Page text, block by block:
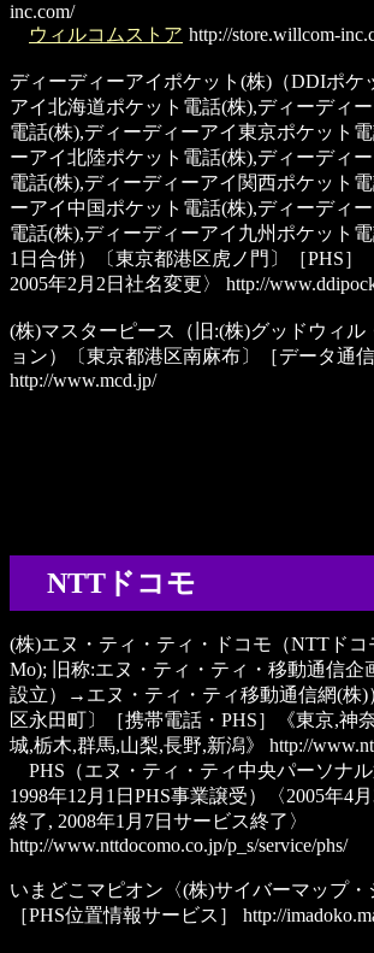
inc.com/
ウィルコムストア http://store.willcom-
ディーディーアイポケット(株) （DDIポ
アイ北海道ポケット電話(株),ディーディ
電話(株),ディーディーアイ東京ポケット
ーアイ北陸ポケット電話(株),ディーディ
電話(株),ディーディーアイ関西ポケット
ーアイ中国ポケット電話(株),ディーディ
電話(株),ディーディーアイ九州ポケット電
1日合併）〔東京都港区虎ノ門〕［PHS］
2005年2月2日社名変更〉
http://
(株)マスターピース
（旧:(株)グッドウィ
ョン）〔東京都港区南麻布〕［データ通信
http://www.mcd.jp/
NTTドコモ
(株)エヌ・ティ・ティ・ドコモ （NTTド
Mo); 旧称:エヌ・ティ・ティ・移動通信企
設立）→エヌ・ティ・ティ移動通信網(株)
区永田町〕［携帯電話・PHS］《東京,神
城,栃木,群馬,山梨,長野,新潟》
http://
PHS （エヌ・ティ・ティ中央パーソナ
1998年12月1日PHS事業譲受）〈2005年4
終了, 2008年1月7日サービス終了〉
http://www.nttdocomo.co.jp/p_s/service/phs/
いまどこマピオン 〈(株)サイバーマップ・
［PHS位置情報サービス］
http://